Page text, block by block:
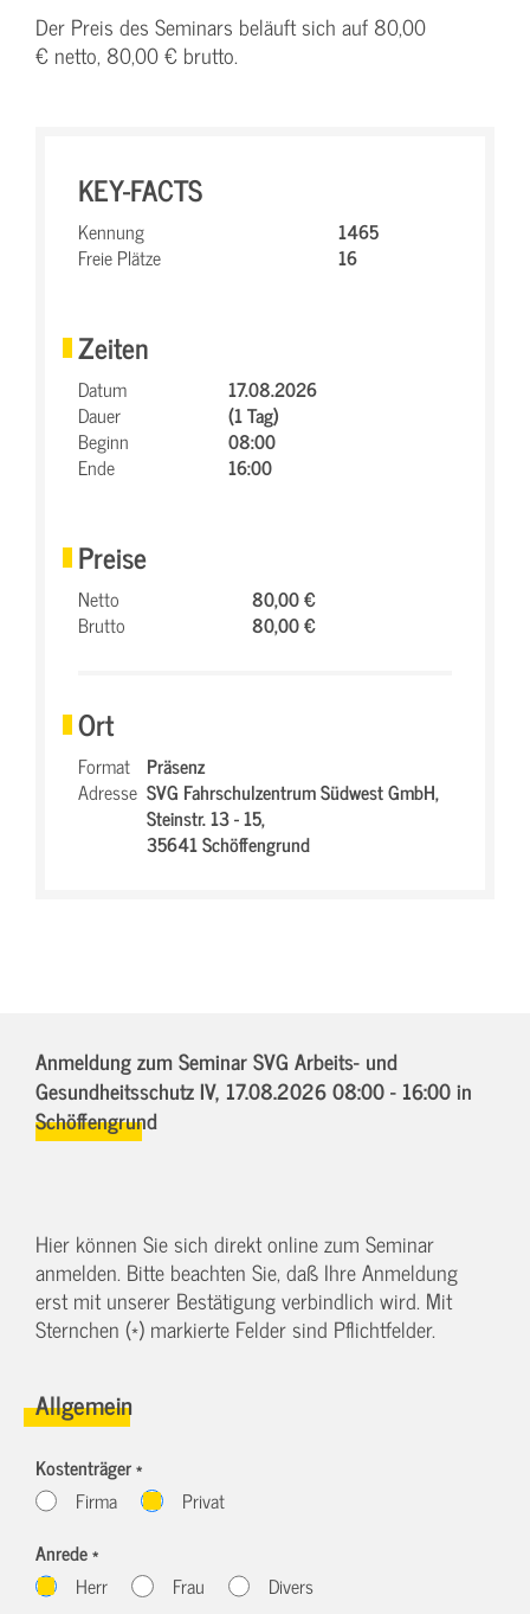
Der Preis des Seminars beläuft sich auf 80,00
€ netto, 80,00 € brutto.
KEY-FACTS
Kennung
1465
Freie Plätze
16
Zeiten
Datum
17.08.2026
Dauer
(1 Tag)
Beginn
08:00
Ende
16:00
Preise
Netto
80,00 €
Brutto
80,00 €
Ort
Format Präsenz
Adresse SVG Fahrschulzentrum Südwest GmbH,
Steinstr. 13 - 15,
35641 Schöffengrund
Anmeldung zum Seminar SVG Arbeits- und
Gesundheitsschutz IV, 17.08.2026 08:00 - 16:00in
Schöffengrund
Hier können Sie sich direkt online zum Seminar
anmelden. Bitte beachten Sie, daß Ihre Anmeldung
erst mit unserer Bestätigung verbindlich wird. Mit
Sternchen (*) markierte Felder sind Pflichtfelder.
Allgemein
Kostenträger *
Firma
Privat
Anrede *
Herr
Frau Divers